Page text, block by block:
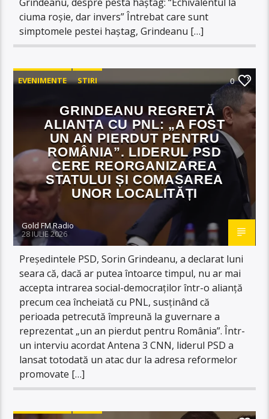
ciuma roșie, dar invers” Întrebat care sunt
simptomele pestei haștag, Grindeanu […]
EVENIMENTE STIRI 0
GRINDEANU REGRETĂ
ALIANȚA CU PNL: „A FOST
UN AN PIERDUT PENTRU
ROMÂNIA”. LIDERUL PSD
CERE REORGANIZAREA
STATULUI ȘI COMASAREA
UNOR LOCALITĂȚI
Gold FM Radio
28 IULIE 2026
Președintele PSD, Sorin Grindeanu, a declarat luni
seara că, dacă ar putea întoarce timpul, nu ar mai
accepta intrarea social-democraților într-o alianță
precum cea încheiată cu PNL, susținând că
perioada petrecută împreună la guvernare a
reprezentat „un an pierdut pentru România”. Într-
un interviu acordat Antena 3 CNN, liderul PSD a
lansat totodată un atac dur la adresa reformelor
promovate […]